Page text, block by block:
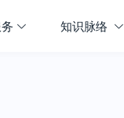
知识脉络